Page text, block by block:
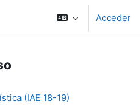
Acceder
(IAE 18-19)